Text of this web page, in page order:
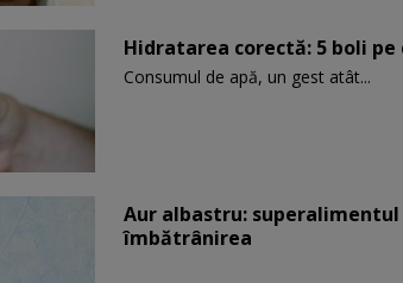
Hidratarea corectă: 5 boli
Consumul de apă, un gest atât...
Aur albastru:
îmbătrânirea